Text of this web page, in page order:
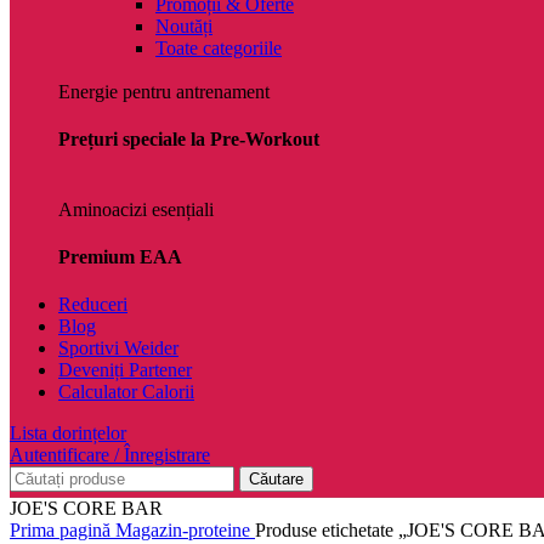
Promoții & Oferte
Noutăți
Toate categoriile
Energie pentru antrenament
Prețuri speciale la Pre-Workout
Aminoacizi esențiali
Premium EAA
Reduceri
Blog
Sportivi Weider
Deveniți Partener
Calculator Calorii
Lista dorințelor
Autentificare / Înregistrare
Căutare
JOE'S CORE BAR
Prima pagină Magazin-proteine Produse etichetate „JOE'S CORE